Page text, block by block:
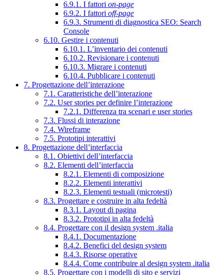
6.9.1. I fattori on-page
6.9.2. I fattori off-page
6.9.3. Strumenti di diagnostica SEO: Search
Console
6.10. Gestire i contenuti
6.10.1. L’inventario dei contenuti
6.10.2. Revisionare i contenuti
6.10.3. Migrare i contenuti
6.10.4. Pubblicare i contenuti
7. Progettazione dell’interazione
7.1. Caratteristiche dell’interazione
7.2. User stories per definire l’interazione
7.2.1. Differenza tra scenari e user stories
7.3. Flussi di interazione
7.4. Wireframe
7.5. Prototipi interattivi
8. Progettazione dell’interfaccia
8.1. Obiettivi dell’interfaccia
8.2. Elementi dell’interfaccia
8.2.1. Elementi di composizione
8.2.2. Elementi interattivi
8.2.3. Elementi testuali (microtesti)
8.3. Progettare e costruire in alta fedeltà
8.3.1. Layout di pagina
8.3.2. Prototipi in alta fedeltà
8.4. Progettare con il design system .italia
8.4.1. Documentazione
8.4.2. Benefici del design system
8.4.3. Risorse operative
8.4.4. Come contribuire al design system .italia
8.5. Progettare con i modelli di sito e servizi